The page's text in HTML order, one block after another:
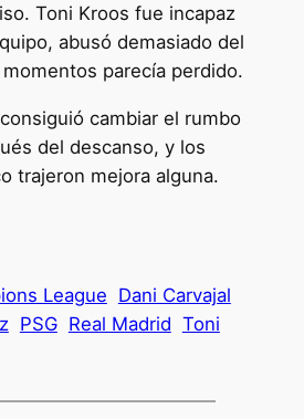
Toni Kroos fue incapaz
abusó demasiado del
parecía perdido.
cambiar el rumbo
del descanso, y los
trajeron mejora alguna.
League Dani Carvajal
PSG Real Madrid Toni